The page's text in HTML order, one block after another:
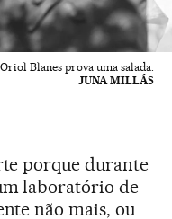
Oriol Blanes prova uma salada.
JUNA MILLÁS
porque durante
laboratório de
não mais, ou